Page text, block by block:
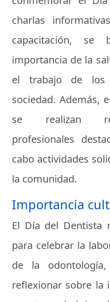
charlas
capacitación, se
importancia de la
el trabajo de los
sociedad. Además,
se realizan
profesionales
cabo actividades
la comunidad.
Importancia
El Día del Dentista
para celebrar la
de la
reflexionar sobre la